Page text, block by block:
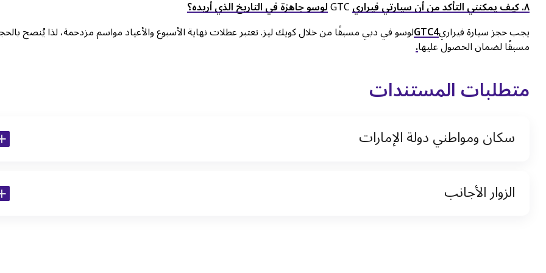
٨. كيف يمكنني التأكد من أن سيارتي فيراري GTC
لوسو جاهزة في التاريخ الذي أريده؟
يجب حجز سيارة فيراريGTC4لوسو في دبي مسبقًا من خلال كويك ليز. تعتبر عطلات نهاية الأسبوع والأعياد مواسم مزدحمة، لذا يُنصح
مسبقًا لضمان الحصول عليها.
متطلبات المستندات
سكان ومواطني دولة الإمارات
نسخة من تأشيرة الاقامة
الزوار الأجانب